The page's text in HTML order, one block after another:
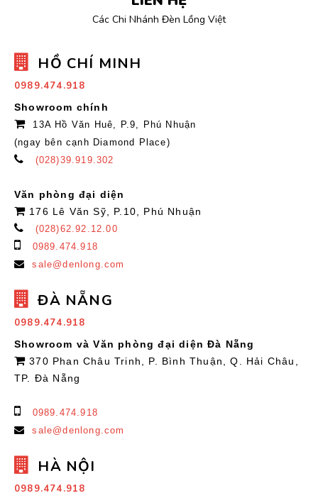
Các Chi Nhánh Đèn Lồng Việt
HỒ CHÍ MINH
0989.474.918
Showroom chính
13A Hồ Văn Huê, P.9, Phú Nhuận
(ngay bên cạnh Diamond Place)
(028)39.919.302
Văn phòng đại diện
176 Lê Văn Sỹ, P.10, Phú Nhuận
(028)62.92.12.00
0989.474.918
sale@denlong.com
ĐÀ NẴNG
0989.474.918
Showroom và Văn phòng đại diện Đà Nẵng
370 Phan Châu Trinh, P. Bình Thuận, Q. Hải Châu,
TP. Đà Nẵng
0989.474.918
sale@denlong.com
HÀ NỘI
0989.474.918